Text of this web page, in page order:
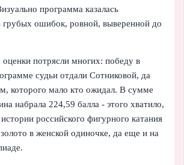
программа казалась
грубых ошибок, ровной, выверенной до
потрясли многих: победу в
судьи отдали Сотниковой, да
которого мало кто ожидал. В сумме
набрала 224,59 балла - этого хватило,
российского фигурного катания
в женской одиночке, да еще и на